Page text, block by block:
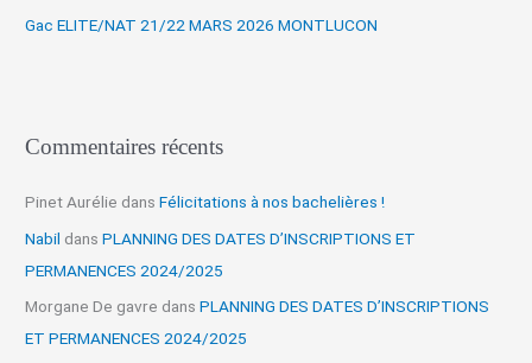
Gac ELITE/NAT 21/22 MARS 2026 MONTLUCON
Commentaires récents
Pinet Aurélie dansFélicitations à nos bachelières !
Nabil dansPLANNING DES DATES D’INSCRIPTIONS ET
PERMANENCES 2024/2025
Morgane De gavre dansPLANNING DES DATES D’INSCRIPTIONS
ET PERMANENCES 2024/2025